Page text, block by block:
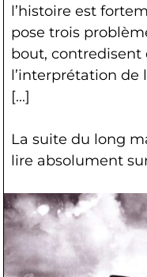
l’histoire est
pose trois
bout,
l’interprétation de
[...]
La suite du long
lire absolument